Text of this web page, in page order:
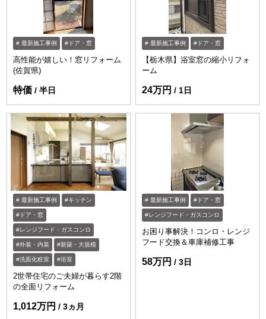
最新施工事例 ドア・窓
高性能が嬉しい！窓リフォーム
(佐賀県)
特価 半日
最新施工事例 ドア・窓
【栃木県】浴室窓の縮小リフォ
ーム
24万円 1日
最新施工事例 キッチン
ドア・窓
レンジフード・ガスコンロ
外装・内装 新築・大規模
洗面化粧室 浴室
2世帯住宅のご夫婦が暮らす2階
の全面リフォーム
1,012万円 3ヵ月
最新施工事例 ドア・窓
レンジフード・ガスコンロ
お困り事解決！コンロ・レンジ
フード交換＆車庫補修工事
58万円 3日